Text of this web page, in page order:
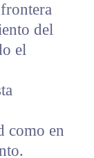
del
el
como en